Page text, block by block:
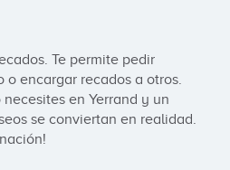
Te permite pedir
encargar recados a otros.
en Yerrand y un
se conviertan en realidad.